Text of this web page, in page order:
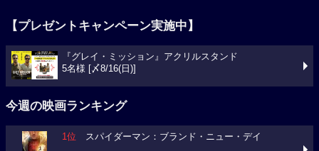
【プレゼントキャンペーン実施中】
『グレイ・ミッション』アクリルスタンド
5名様 [〆8/16(日)]
今週の映画ランキング
1位 スパイダーマン：ブランド・ニュー・デイ